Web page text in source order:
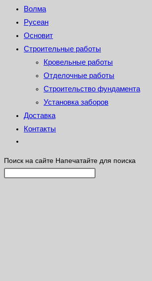
Волма
Русеан
Основит
Строительные работы
Кровельные работы
Отделочные работы
Строительство фундамента
Установка заборов
Доставка
Контакты
Поиск на сайте Напечатайте для поиска